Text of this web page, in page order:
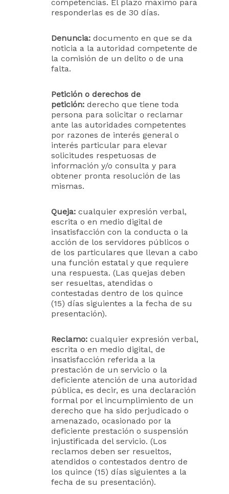
competencias. El plazo máximo para
responderlas es de 30 días.
Denuncia: documento en que se da
noticia a la autoridad competente de
la comisión de un delito o de una
falta.
Petición o derechos de
petición: derecho que tiene toda
persona para solicitar o reclamar
ante las autoridades competentes
por razones de interés general o
interés particular para elevar
solicitudes respetuosas de
información y/o consulta y para
obtener pronta resolución de las
mismas.
Queja: cualquier expresión verbal,
escrita o en medio digital de
insatisfacción con la conducta o la
acción de los servidores públicos o
de los particulares que llevan a cabo
una función estatal y que requiere
una respuesta. (Las quejas deben
ser resueltas, atendidas o
contestadas dentro de los quince
(15) días siguientes a la fecha de su
presentación).
Reclamo: cualquier expresión verbal,
escrita o en medio digital, de
insatisfacción referida a la
prestación de un servicio o la
deficiente atención de una autoridad
pública, es decir, es una declaración
formal por el incumplimiento de un
derecho que ha sido perjudicado o
amenazado, ocasionado por la
deficiente prestación o suspensión
injustificada del servicio. (Los
reclamos deben ser resueltos,
atendidos o contestados dentro de
los quince (15) días siguientes a la
fecha de su presentación).